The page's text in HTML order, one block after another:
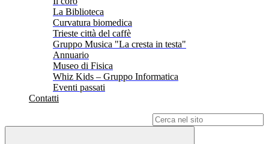
La Biblioteca
Curvatura biomedica
Trieste città del caffè
Gruppo Musica "La cresta in testa"
Annuario
Museo di Fisica
Whiz Kids – Gruppo Informatica
Eventi passati
Contatti